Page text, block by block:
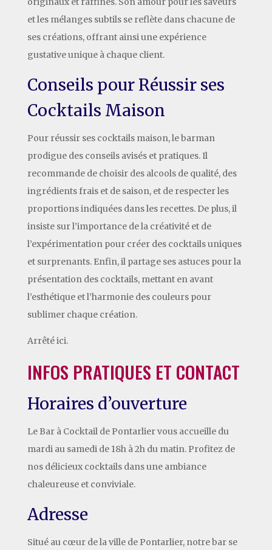
et les mélanges subtils se reflète dans chacune de
ses créations, offrant ainsi une expérience
gustative unique à chaque client.
Conseils pour Réussir ses
Cocktails Maison
Pour réussir ses cocktails maison, le barman
prodigue des conseils avisés et pratiques. Il
recommande de choisir des alcools de qualité, des
ingrédients frais et de saison, et de respecter les
proportions indiquées dans les recettes. De plus, il
insiste sur l’importance de la créativité et de
l’expérimentation pour créer des cocktails uniques
et surprenants. Enfin, il partage ses astuces pour la
présentation des cocktails, mettant en avant
l’esthétique et l’harmonie des couleurs pour
sublimer chaque création.
Arrêté ici.
INFOS PRATIQUES ET CONTACT
Horaires d’ouverture
Le Bar à Cocktail de Pontarlier vous accueille du
mardi au samedi de 18h à 2h du matin. Profitez de
nos délicieux cocktails dans une ambiance
chaleureuse et conviviale.
Adresse
Situé au cœur de la ville de Pontarlier, notre bar se